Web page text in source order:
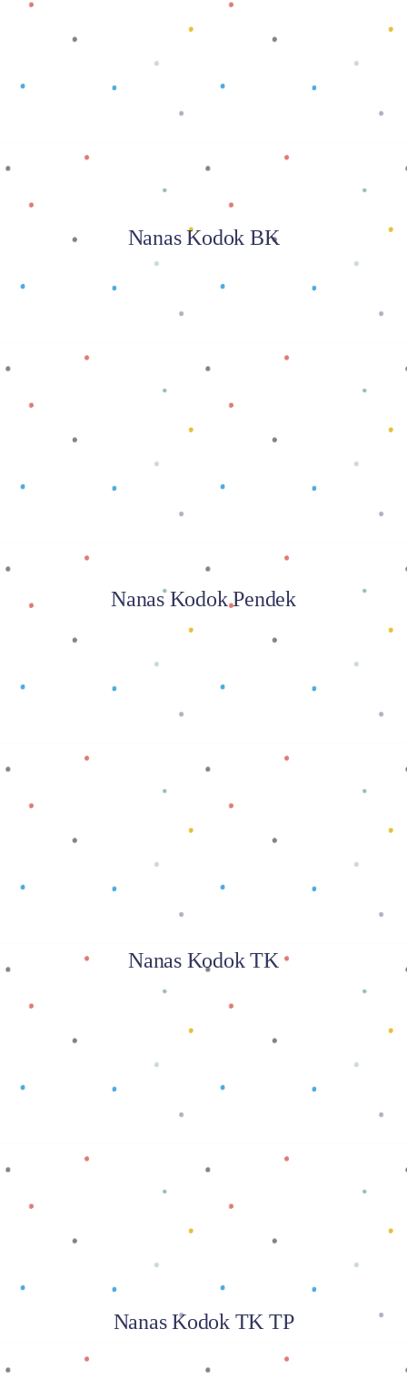
Baca selengkapnya
Nanas Kodok BK
Baca selengkapnya
Nanas Kodok Pendek
Baca selengkapnya
Nanas Kodok TK
Nanas Kodok TK TP